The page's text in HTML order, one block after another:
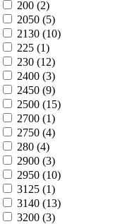
200 (2)
2050 (5)
2130 (10)
225 (1)
230 (12)
2400 (3)
2450 (9)
2500 (15)
2700 (1)
2750 (4)
280 (4)
2900 (3)
2950 (10)
3125 (1)
3140 (13)
3200 (3)